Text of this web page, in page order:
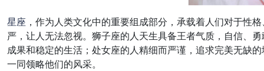
星座 ，作为人类文化中的重要组成部分，承载着人们对于性
严，让人无法忽视。狮子座的人天生具备王者气质，自信、
成果和稳定的生活；处女座的人精细而严谨，追求完美无缺
一同领略他们的风采。